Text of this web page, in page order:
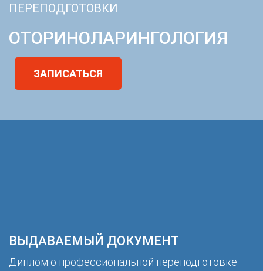
ПЕРЕПОДГОТОВКИ
ОТОРИНОЛАРИНГОЛОГИЯ
ЗАПИСАТЬСЯ
ВЫДАВАЕМЫЙ ДОКУМЕНТ
Диплом о профессиональной переподготовке